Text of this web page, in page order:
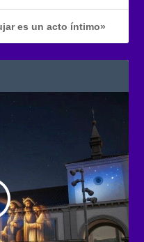
es un acto íntimo»